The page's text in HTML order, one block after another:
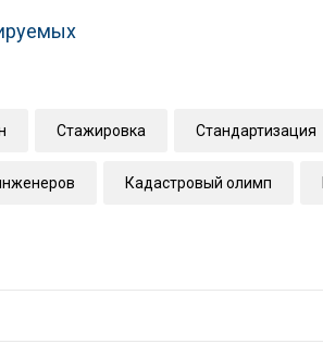
Стажировка Стандартизация
Кадастровый олимп